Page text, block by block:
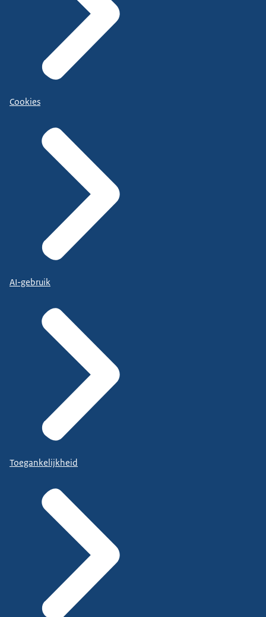
Cookies
AI-gebruik
Toegankelijkheid